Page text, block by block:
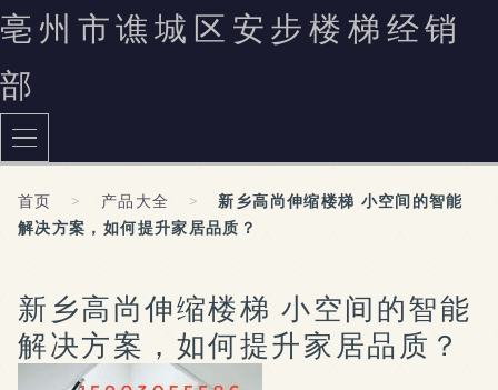
亳州市谯城区安步楼梯经销
部
首页 > 产品大全 >
新乡高尚伸缩楼梯 小空间的智能
解决方案，如何提升家居品质？
新乡高尚伸缩楼梯 小空间的智能
解决方案，如何提升家居品质？